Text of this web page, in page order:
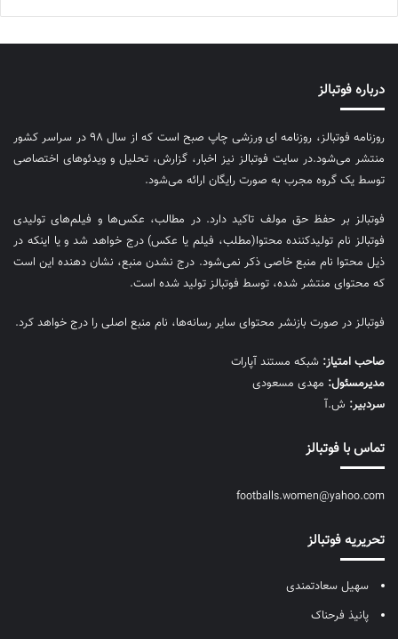
درباره فوتبالز
روزنامه فوتبالز، روزنامه ای ورزشی چاپ صبح است که از سال ۹۸ در سراسر کشور
منتشر می‌شود.در سایت فوتبالز نیز اخبار، گزارش، تحلیل و ویدئوهای اختصاصی
توسط یک گروه مجرب به صورت رایگان ارائه می‌شود.
فوتبالز بر حفظ حق مولف تاکید دارد. در مطالب، عکس‌ها و فیلم‌های تولیدی
فوتبالز نام تولیدکننده محتوا(مطلب، فیلم یا عکس) درج خواهد شد و یا اینکه در
ذیل محتوا نام منبع خاصی ذکر نمی‌‎شود. درج نشدن منبع، نشان دهنده این است
که محتوای منتشر شده، توسط فوتبالز تولید شده است.
فوتبالز در صورت بازنشر محتوای سایر رسانه‌ها، نام منبع اصلی را درج خواهد کرد.
صاحب امتیاز: شبکه مستند آپارات
مديرمسئول: مهدی مسعودی
سردبیر: ش.آ
تماس با فوتبالز
footballs.women@yahoo.com
تحریریه فوتبالز
سهیل سعادتمندی
پانیذ فرحناک